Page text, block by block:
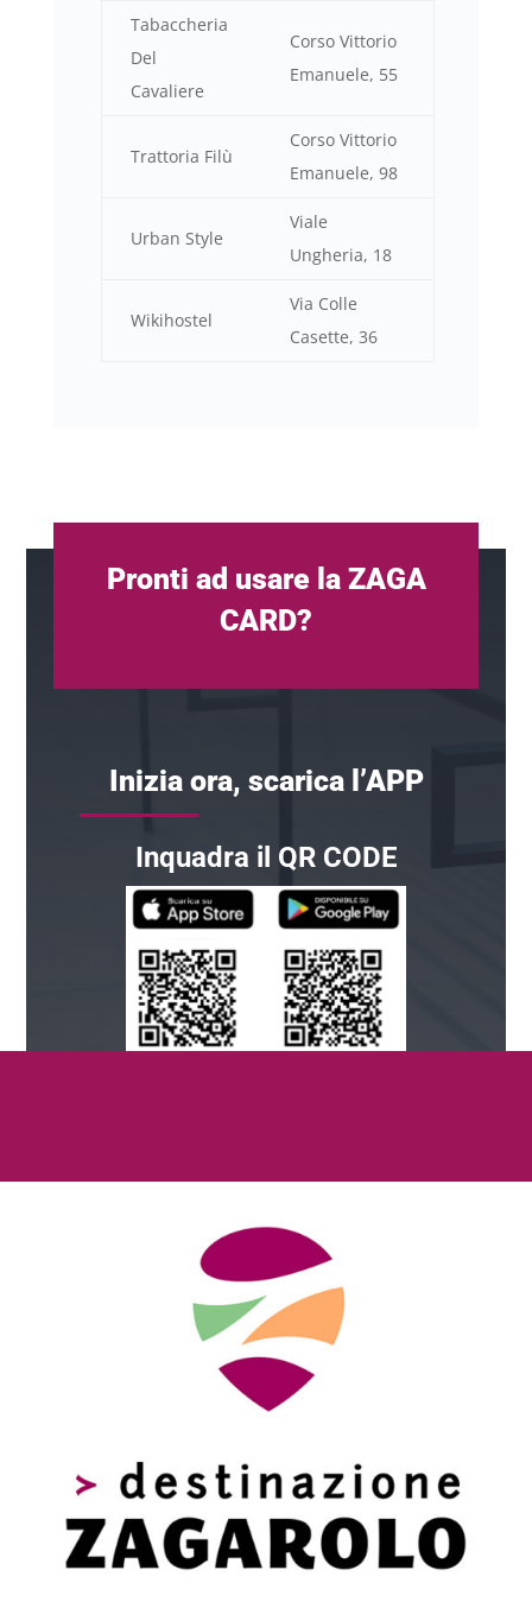
Tabaccheria
Del
Cavaliere
Corso Vittorio
Emanuele, 55
Trattoria Filù
Corso Vittorio
Emanuele, 98
Urban Style
Viale
Ungheria, 18
Wikihostel
Via Colle
Casette, 36
Pronti ad usare la ZAGA
CARD?
Inizia ora, scarica l’APP
Inquadra il QR CODE